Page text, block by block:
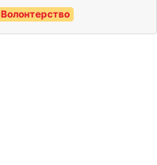
Волонтерство